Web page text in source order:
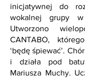
inicjatywnej do
wokalnej grupy w
Utworzono
CANTABO,
‘będę śpiewać’.
i działa pod
Mariusza Muchy.